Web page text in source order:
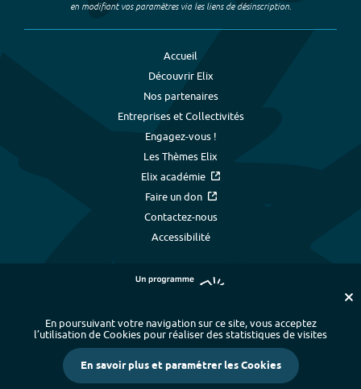
en modifiant vos paramètres via les liens de désinscription.
Accueil
Découvrir Elix
Nos partenaires
Entreprises et Collectivités
Engagez-vous !
Les Thèmes Elix
Elix académie
Faire un don
Contactez-nous
Accessibilité
Plan du site - Index alphabétique
-
Mentions légales et données personnelles
- Paramétrer les cookies
Crédits
En poursuivant votre navigation sur ce site, vous acceptez
l’utilisation de Cookies pour réaliser des statistiques de visites
En savoir plus et paramétrer les Cookies